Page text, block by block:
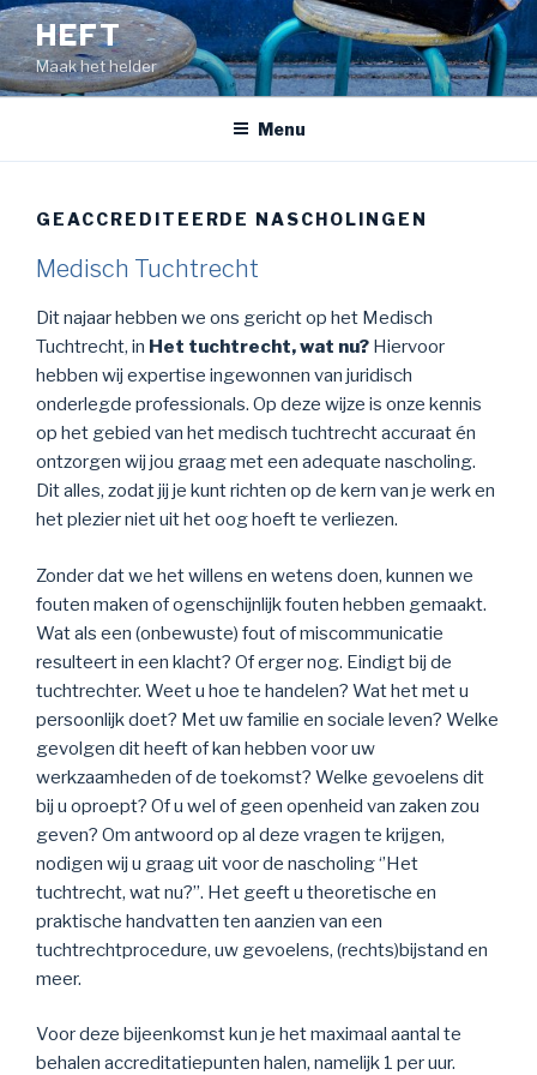
Naar
de
inhoud
springen
HEFT
Maak het helder
Menu
GEACCREDITEERDE NASCHOLINGEN
Medisch Tuchtrecht
Dit najaar hebben we ons gericht op het Medisch
Tuchtrecht, in Het tuchtrecht, wat nu? Hiervoor
hebben wij expertise ingewonnen van juridisch
onderlegde professionals. Op deze wijze is onze kennis
op het gebied van het medisch tuchtrecht accuraat én
ontzorgen wij jou graag met een adequate nascholing.
Dit alles, zodat jij je kunt richten op de kern van je werk en
het plezier niet uit het oog hoeft te verliezen.
Zonder dat we het willens en wetens doen, kunnen we
fouten maken of ogenschijnlijk fouten hebben gemaakt.
Wat als een (onbewuste) fout of miscommunicatie
resulteert in een klacht? Of erger nog. Eindigt bij de
tuchtrechter. Weet u hoe te handelen? Wat het met u
persoonlijk doet? Met uw familie en sociale leven? Welke
gevolgen dit heeft of kan hebben voor uw
werkzaamheden of de toekomst? Welke gevoelens dit
bij u oproept? Of u wel of geen openheid van zaken zou
geven? Om antwoord op al deze vragen te krijgen,
nodigen wij u graag uit voor de nascholing ‘’Het
tuchtrecht, wat nu?’’. Het geeft u theoretische en
praktische handvatten ten aanzien van een
tuchtrechtprocedure, uw gevoelens, (rechts)bijstand en
meer.
Voor deze bijeenkomst kun je het maximaal aantal te
behalen accreditatiepunten halen, namelijk 1 per uur.